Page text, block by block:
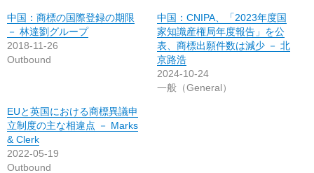
中国：商標の国際登録の期限
－ 林達劉グループ
2018-11-26
Outbound
中国：CNIPA、「2023年度国
家知識産権局年度報告」を公
表、商標出願件数は減少 － 北
京路浩
2024-10-24
一般（General）
EUと英国における商標異議申
立制度の主な相違点 － Marks
& Clerk
2022-05-19
Outbound